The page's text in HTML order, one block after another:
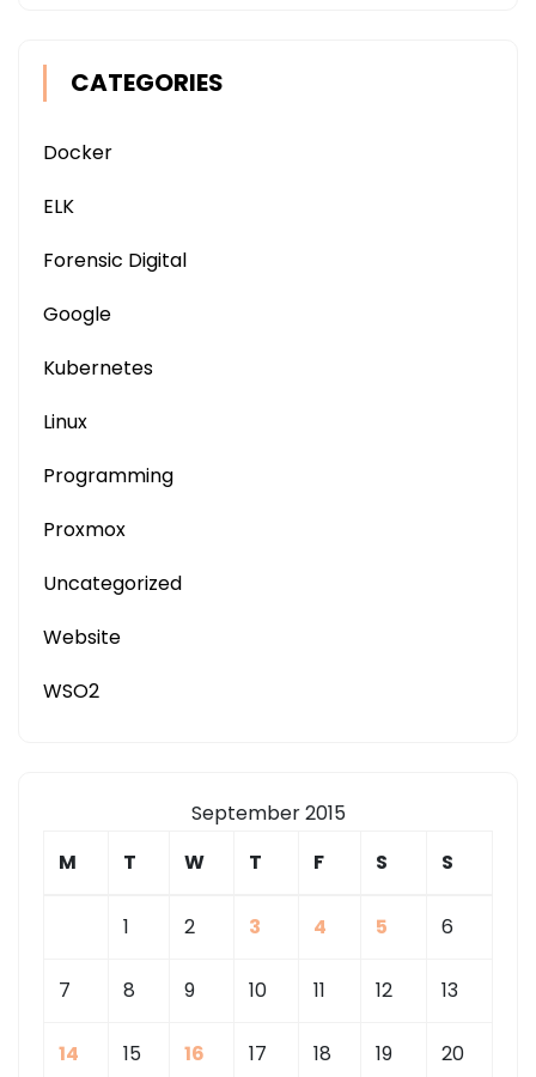
CATEGORIES
Docker
ELK
Forensic Digital
Google
Kubernetes
Linux
Programming
Proxmox
Uncategorized
Website
WSO2
September 2015
M
T W T F S S
1 2 3 4 5 6
7 8 9 10 11 12 13
14 15 16 17 18 19 20